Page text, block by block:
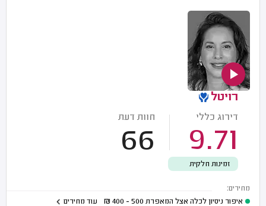
רויטל
דירוג כללי
9.71
חוות דעת
66
זמינות חלקית
מחירים:
איפור ניסיון לכלה אצל המאפרת 500 - 400
₪ עוד מחירים